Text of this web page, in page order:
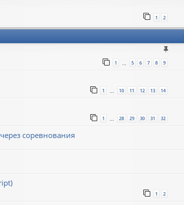
1 2
1 5 6 7 8 9
1 10 11 12 13 14
1 28 29 30 31 32
соревнования
1 2